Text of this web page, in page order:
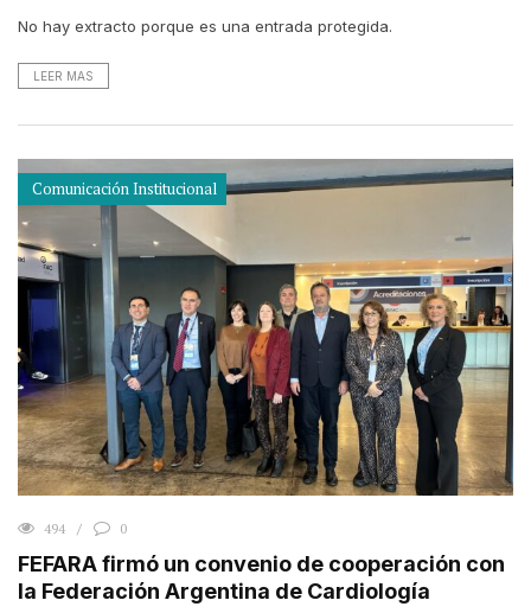
No hay extracto porque es una entrada protegida.
LEER MAS
Comunicación Institucional
494 0
FEFARA firmó un convenio de cooperación con
la Federación Argentina de Cardiología